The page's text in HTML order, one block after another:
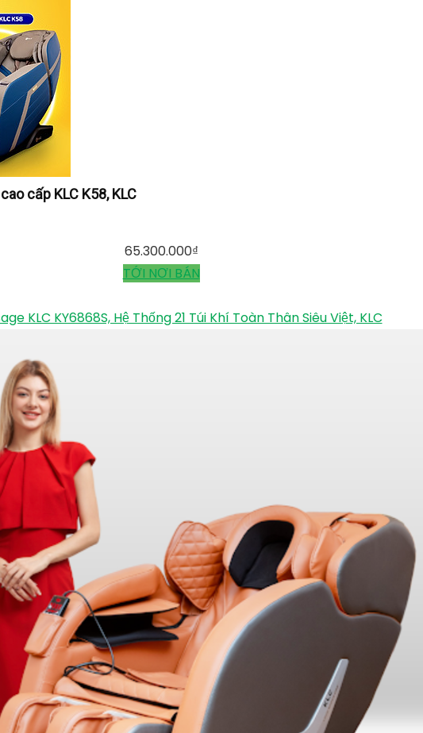
cấp KLC K58, KLC
65.300.000₫
TỚI NƠI BÁN
KLC KY6868S, Hệ Thống 21 Túi Khí Toàn Thân Siêu Việt, KLC